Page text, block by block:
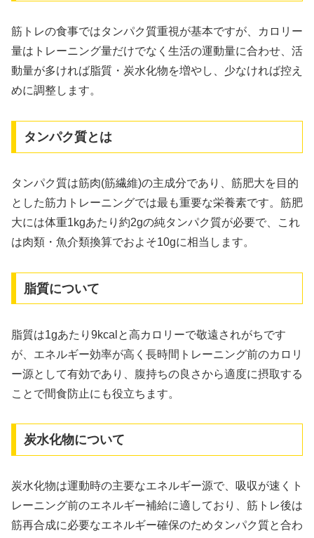
筋トレの食事ではタンパク質重視が基本ですが、カロリー
量はトレーニング量だけでなく生活の運動量に合わせ、活
動量が多ければ脂質・炭水化物を増やし、少なければ控え
めに調整します。
タンパク質とは
タンパク質は筋肉(筋繊維)の主成分であり、筋肥大を目的
とした筋力トレーニングでは最も重要な栄養素です。筋肥
大には体重1kgあたり約2gの純タンパク質が必要で、これ
は肉類・魚介類換算でおよそ10gに相当します。
脂質について
脂質は1gあたり9kcalと高カロリーで敬遠されがちです
が、エネルギー効率が高く長時間トレーニング前のカロリ
ー源として有効であり、腹持ちの良さから適度に摂取する
ことで間食防止にも役立ちます。
炭水化物について
炭水化物は運動時の主要なエネルギー源で、吸収が速くト
レーニング前のエネルギー補給に適しており、筋トレ後は
筋再合成に必要なエネルギー確保のためタンパク質と合わ